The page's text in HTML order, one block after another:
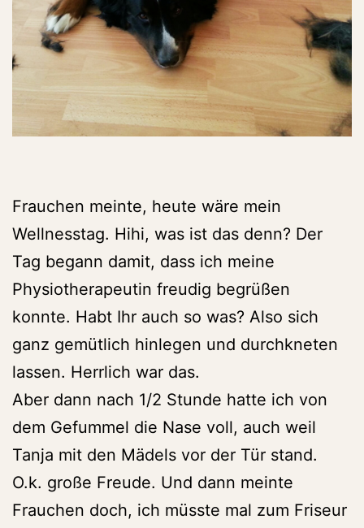
Frauchen meinte, heute wäre mein
Wellnesstag. Hihi, was ist das denn? Der
Tag begann damit, dass ich meine
Physiotherapeutin freudig begrüßen
konnte. Habt Ihr auch so was? Also sich
ganz gemütlich hinlegen und durchkneten
lassen. Herrlich war das.
Aber dann nach 1/2 Stunde hatte ich von
dem Gefummel die Nase voll, auch weil
Tanja mit den Mädels vor der Tür stand.
O.k. große Freude. Und dann meinte
Frauchen doch, ich müsste mal zum Friseur